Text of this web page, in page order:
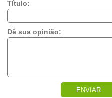
Título:
Dê sua opinião:
ENVIAR